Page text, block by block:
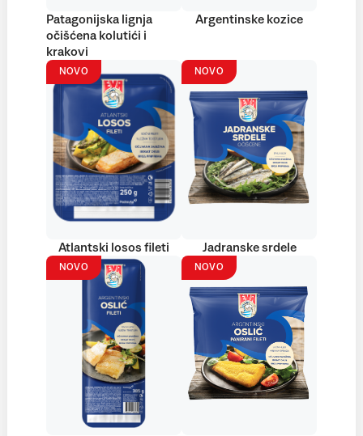
Patagonijska lignja
očišćena kolutići i
krakovi
Argentinske kozice
NOVO
Atlantski losos fileti
NOVO
Jadranske srdele
NOVO NOVO